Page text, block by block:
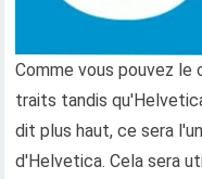
Comme vous pouvez le
traits tandis
dit plus haut, ce sera
d'Helvetica. Cela sera